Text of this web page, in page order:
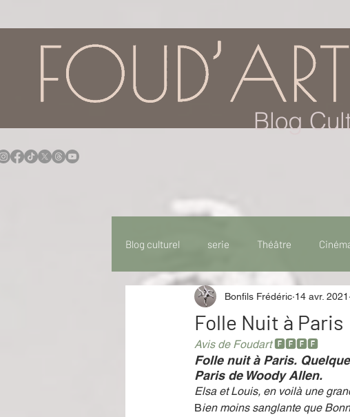
Blog
Blog culturel serie Théâtre
Idées Sorties Idée de
Performance Rire Récompense
Événement Validé par Romane.
Folle Nuit à Paris
Bonfils Frédéric 14 avr. 2021
Avis de Foudart 🅵🅵🅵🅵
Folle nuit à Paris.
Paris de Woody Allen.
Elsa et Louis, en voilà une
Bien moins sanglante que